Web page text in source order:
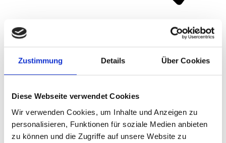
Zustimmung Details Über Cookies
Diese Webseite verwendet Cookies
Wir verwenden Cookies, um Inhalte und Anzeigen zu
personalisieren, Funktionen für soziale Medien anbieten
zu können und die Zugriffe auf unsere Website zu
Artikelnummer